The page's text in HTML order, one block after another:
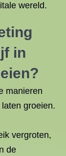
wereld.
in
manieren
groeien.
vergroten,
de